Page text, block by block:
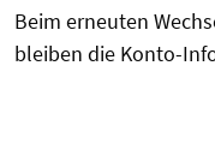
Beim erneuten
bleiben die Konto-